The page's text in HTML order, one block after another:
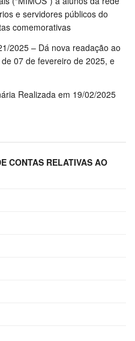
e servidores públicos do
comemorativas
2025 – Dá nova readação ao
07 de fevereiro de 2025, e
Realizada em 19/02/2025
CONTAS RELATIVAS AO